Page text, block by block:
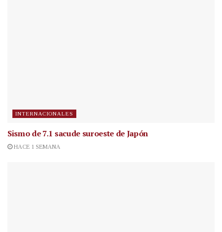
INTERNACIONALES
Sismo de 7.1 sacude suroeste de Japón
HACE 1 SEMANA